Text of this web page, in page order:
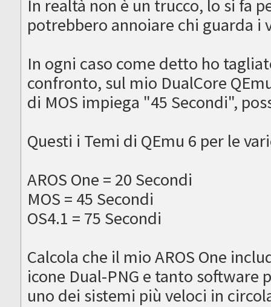
In realtà non è un trucco, lo si fa
potrebbero annoiare chi guarda i
In ogni caso come detto ho
confronto, sul mio DualCore
di MOS impiega "45 Secondi",
Questi i Temi di QEmu 6 per le
AROS One = 20 Secondi
MOS = 45 Secondi
OS4.1 = 75 Secondi
Calcola che il mio AROS One
icone Dual-PNG e tanto
uno dei sistemi più veloci in